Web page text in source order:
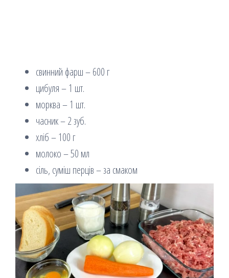
свинний фарш – 600 г
цибуля – 1 шт.
морква – 1 шт.
часник – 2 зуб.
хліб – 100 г
молоко – 50 мл
сіль, суміш перців – за смаком